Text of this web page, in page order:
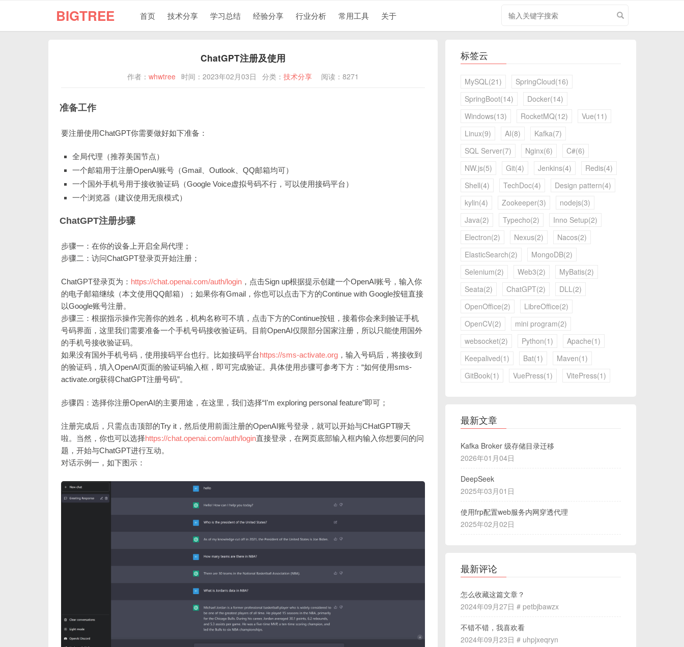
BIGTREE 首页 技术分享 学习总结 经验分享 行业分析 常用工具 关于
ChatGPT注册及使用
作者： whwtree 时间：2023年02月03日 分类： 技术分享 阅读：8271
准备工作
要注册使用ChatGPT你需要做好如下准备：
全局代理（推荐美国节点）
一个邮箱用于注册OpenAI账号（Gmail、Outlook、QQ邮箱均可）
一个国外手机号用于接收验证码（Google Voice虚拟号码不行，可以使用接码平台）
一个浏览器（建议使用无痕模式）
ChatGPT注册步骤
步骤一：在你的设备上开启全局代理；
步骤二：访问ChatGPT登录页开始注册；
ChatGPT登录页为： https://chat.openai.com/auth/login ，点击Sign up根据提示创建一个OpenAI账号，输入你
的电子邮箱继续（本文使用QQ邮箱）；如果你有Gmail，你也可以点击下方的Continue with Google按钮直接
以Google账号注册。
步骤三：根据指示操作完善你的姓名，机构名称可不填，点击下方的Continue按钮，接着你会来到验证手机
号码界面，这里我们需要准备一个手机号码接收验证码。目前OpenAI仅限部分国家注册，所以只能使用国外
的手机号接收验证码。
如果没有国外手机号码，使用接码平台也行。比如接码平台https://sms-activate.org ，输入号码后，将接收到
的验证码，填入OpenAI页面的验证码输入框，即可完成验证。具体使用步骤可参考下方：“如何使用sms-
activate.org获得ChatGPT注册号码”。
步骤四：选择你注册OpenAI的主要用途，在这里，我们选择“I'm exploring personal feature”即可；
注册完成后，只需点击顶部的Try it，然后使用前面注册的OpenAI账号登录，就可以开始与CHatGPT聊天
啦。当然，你也可以选择https://chat.openai.com/auth/login直接登录，在网页底部输入框内输入你想要问的问
题，开始与ChatGPT进行互动。
对话示例一，如下图示：
标签云
MySQL(21)
SpringCloud(16)
SpringBoot(14)
Docker(14)
Windows(13)
RocketMQ(12)
Vue(11)
Linux(9)
AI(8)
Kafka(7)
SQL Server(7)
Nginx(6)
C#(6)
NW.js(5)
Git(4) Jenkins(4)
Redis(4)
Shell(4)
TechDoc(4)
Design pattern(4)
kylin(4)
Zookeeper(3)
nodejs(3)
Java(2)
Typecho(2)
Inno Setup(2)
Electron(2)
Nexus(2)
Nacos(2)
ElasticSearch(2)
MongoDB(2)
Selenium(2)
Web3(2)
MyBatis(2)
Seata(2)
ChatGPT(2)
DLL(2)
OpenOffice(2)
LibreOffice(2)
OpenCV(2)
mini program(2)
websocket(2)
Python(1)
Apache(1)
Keepalived(1)
Bat(1)
Maven(1)
GitBook(1)
VuePress(1) VitePress(1)
最新文章
Kafka Broker 级存储目录迁移
2026年01月04日
DeepSeek
2025年03月01日
使用frp配置web服务内网穿透代理
2025年02月02日
最新评论
怎么收藏这篇文章？
2024年09月27日 # petbjbawzx
不错不错，我喜欢看
2024年09月23日 # uhpjxeqryn